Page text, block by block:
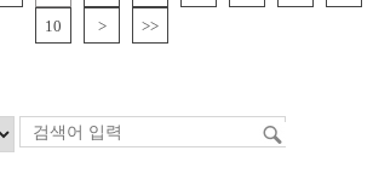
10
> >>